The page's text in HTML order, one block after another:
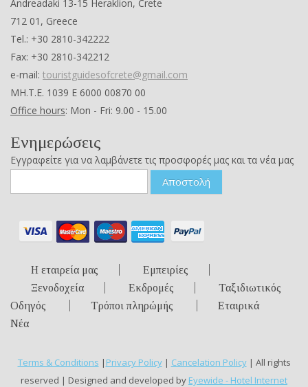
Andreadaki 13-15 Heraklion, Crete
712 01, Greece
Tel.: +30 2810-342222
Fax: +30 2810-342212
e-mail: touristguidesofcrete@gmail.com
ΜΗ.Τ.Ε. 1039 Ε 6000 00870 00
Office hours: Mon - Fri: 9.00 - 15.00
Ενημερώσεις
Εγγραφείτε για να λαμβάνετε τις προσφορές μας και τα νέα μας
Αποστολή
Η εταιρεία μας
Εμπειρίες
Ξενοδοχεία
Εκδρομές
Ταξιδιωτικός
Οδηγός
Τρόποι πληρώμής
Εταιρικά
Νέα
Terms & Conditions | Privacy Policy| Cancelation Policy| All rights
reserved | Designed and developed by Eyewide - Hotel Internet